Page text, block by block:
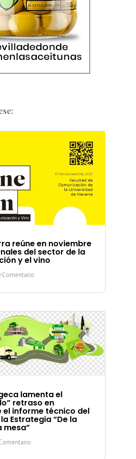
reúne en noviembre
del sector de la
y el vino
Comentario
lamenta el
retraso en
el informe técnico del
Estrategia “De la
mesa”